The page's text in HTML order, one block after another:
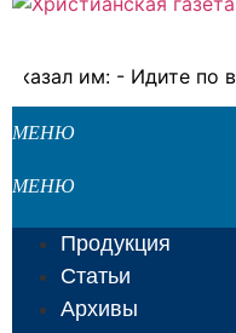
им: - Идите по
Продукция
Статьи
Архивы